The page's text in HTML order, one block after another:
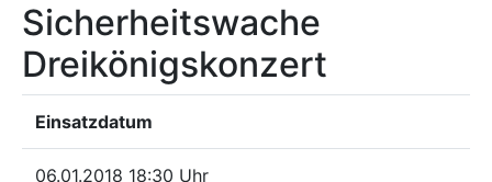
Sicherheitswache
Dreikönigskonzert
Einsatzdatum
06.01.2018 18:30 Uhr